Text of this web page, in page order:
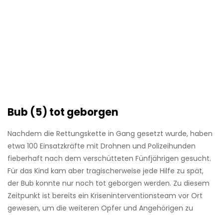
Bub (5) tot geborgen
Nachdem die Rettungskette in Gang gesetzt wurde, haben
etwa 100 Einsatzkräfte mit Drohnen und Polizeihunden
fieberhaft nach dem verschütteten Fünfjährigen gesucht.
Für das Kind kam aber tragischerweise jede Hilfe zu spät,
der Bub konnte nur noch tot geborgen werden. Zu diesem
Zeitpunkt ist bereits ein Kriseninterventionsteam vor Ort
gewesen, um die weiteren Opfer und Angehörigen zu